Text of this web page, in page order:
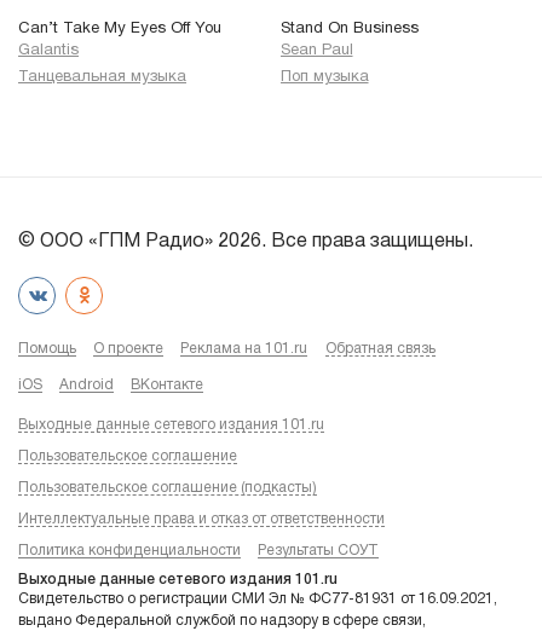
Can’t Take My Eyes Off You
Galantis
Танцевальная музыка
Stand On Business
Sean Paul
Поп музыка
© ООО «ГПМ Радио» 2026. Все права защищены.
Помощь О проекте Реклама на 101.ru Обратная связь
iOS Android ВКонтакте
Выходные данные сетевого издания 101.ru
Пользовательское соглашение
Пользовательское соглашение (подкасты)
Интеллектуальные права и отказ от ответственности
Политика конфиденциальности Результаты СОУТ
Выходные данные сетевого издания 101.ru
Свидетельство о регистрации СМИ Эл № ФС77-81931 от 16.09.2021,
выдано Федеральной службой по надзору в сфере связи,